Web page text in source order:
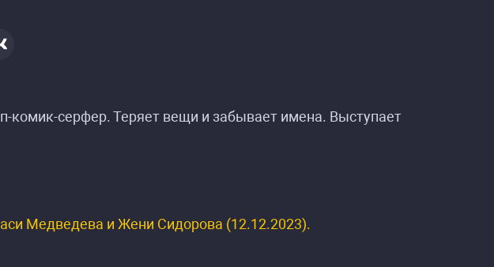
комик-серфер. Теряет вещи и забывает имена. Выступает
Медведева и Жени Сидорова (12.12.2023).